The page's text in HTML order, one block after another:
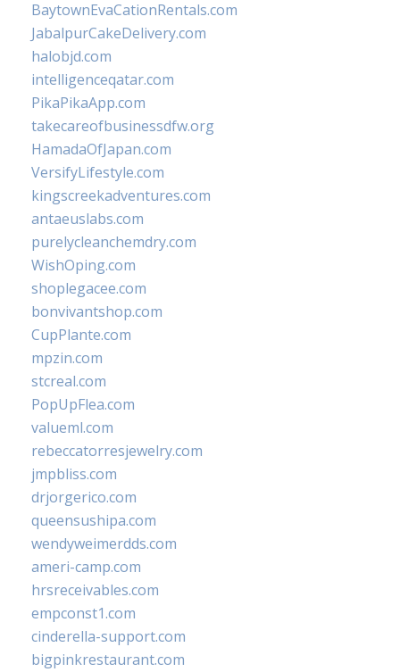
BaytownEvaCationRentals.com
JabalpurCakeDelivery.com
halobjd.com
intelligenceqatar.com
PikaPikaApp.com
takecareofbusinessdfw.org
HamadaOfJapan.com
VersifyLifestyle.com
kingscreekadventures.com
antaeuslabs.com
purelycleanchemdry.com
WishOping.com
shoplegacee.com
bonvivantshop.com
CupPlante.com
mpzin.com
stcreal.com
PopUpFlea.com
valueml.com
rebeccatorresjewelry.com
jmpbliss.com
drjorgerico.com
queensushipa.com
wendyweimerdds.com
ameri-camp.com
hrsreceivables.com
empconst1.com
cinderella-support.com
bigpinkrestaurant.com